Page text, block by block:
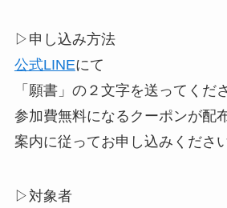
▷申し込み方法
公式LINEにて
「願書」の２文字を送ってくだ
参加費無料になるクーポンが配
案内に従ってお申し込みください
▷対象者